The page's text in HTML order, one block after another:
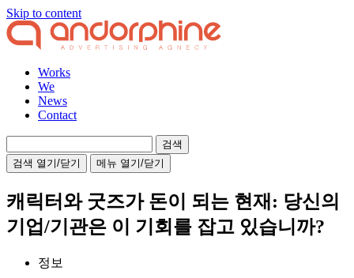
Skip to content
Works
We
News
Contact
색:검색 열기/닫기 메뉴 열기/닫기
캐릭터와 굿즈가 돈이 되는 현재: 당신의
기업/기관은 이 기회를 잡고 있습니까?
정보